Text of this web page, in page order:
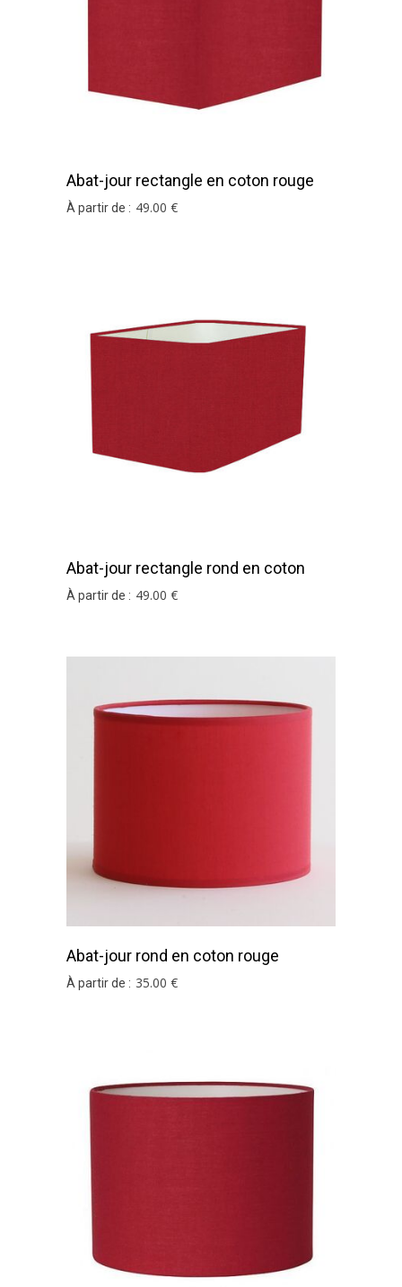
Abat-jour rectangle en coton rouge
À partir de : 49.00 €
Abat-jour rectangle rond en coton
rouge
À partir de : 49.00 €
Abat-jour rond en coton rouge
À partir de : 35.00 €